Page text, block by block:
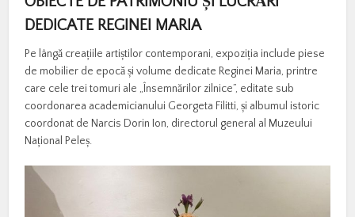
DEDICATE REGINEI MARIA
Pe lângă creațiile artiștilor contemporani, expoziția include piese
de mobilier de epocă și volume dedicate Reginei Maria, printre
care cele trei tomuri ale „Însemnărilor zilnice”, editate sub
coordonarea academicianului Georgeta Filitti, și albumul istoric
coordonat de Narcis Dorin Ion, directorul general al Muzeului
Național Peleș.